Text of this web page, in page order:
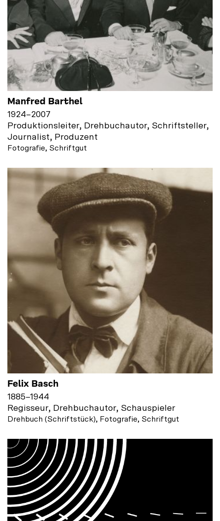
Manfred Barthel
1924–2007
Produktionsleiter, Drehbuchautor, Schriftsteller,
Journalist, Produzent
Fotografie, Schriftgut
Felix Basch
1885–1944
Regisseur, Drehbuchautor, Schauspieler
Drehbuch (Schriftstück), Fotografie, Schriftgut